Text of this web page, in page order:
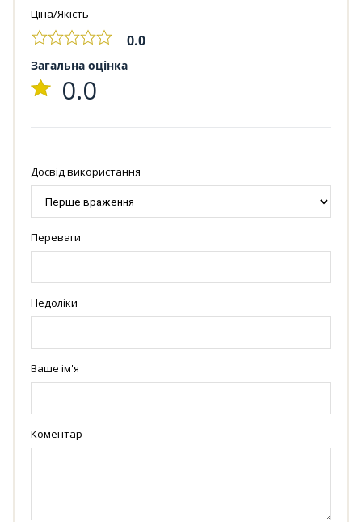
Ціна/Якість
0.0
Загальна оцінка
0.0
Досвід використання
Переваги
Недоліки
Ваше ім'я
Коментар